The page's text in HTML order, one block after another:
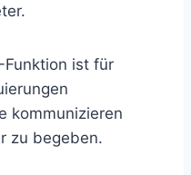
-Funktion ist für
kommunizieren
zu begeben.